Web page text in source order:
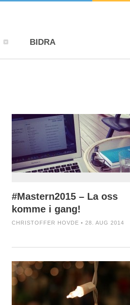
BIDRA
#Mastern2015 – La oss
komme i gang!
CHRISTOFFER HOVDE • 28. AUG 2014